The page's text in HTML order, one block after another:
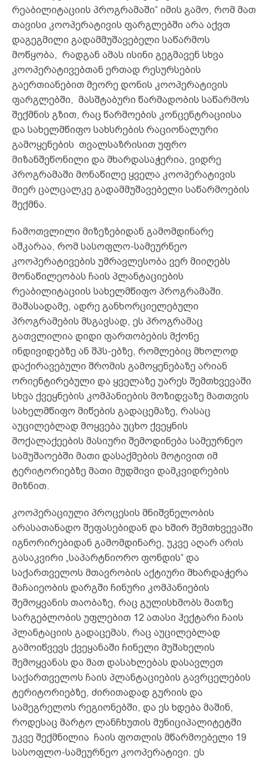
რეაბილიტაციის პროგრამაში“ იმის გამო, რომ მათ
თავისი კოოპერატივის ფარგლებში არა აქვთ
დაგეგმილი გადამმუშავებელი საწარმოს
მოწყობა, რადგან ამას ისინი გეგმავენ სხვა
კოოპერატივებთან ერთად რესურსების
გაერთიანებით მეორე დონის კოოპერატივის
ფარგლებში, მასშტაბური წარმადობის საწარმოს
შექმნის გზით, რაც წარმოების კონცენტრაციისა
და სახელმწიფო სახსრების რაციონალური
გამოყენების თვალსაზრისით უფრო
მიზანშეწონილი და მხარდასაჭერია, ვიდრე
პროგრამაში მონაწილე ყველა კოოპერატივის
მიერ ცალცალკე გადამმუშავებელი საწარმოების
შექმნა.
ჩამოთვლილი მიზეზებიდან გამომდინარე
აშკარაა, რომ სასოფლო-სამეურნეო
კოოპერატივების უმრავლესობა ვერ მიიღებს
მონაწილეობას ჩაის პლანტაციების
რეაბილიტაციის სახელმწიფო პროგრამაში.
მაშასადამე, ადრე განხორციელებული
პროგრამების მსგავსად, ეს პროგრამაც
გათვლილია დიდი ფართობების მქონე
ინდივიდებზე ან შპს-ებზე, რომლებიც მხოლოდ
დაქირავებული შრომის გამოყენებაზე არიან
ორიენტირებული და ყველაზე უარეს შემთხვევაში
სხვა ქვეყნების კომპანიების მოზიდვაზე მათთვის
სახელმწიფო მიწების გადაცემაზე, რასაც
აუცილებლად მოყვება უცხო ქვეყნის
მოქალაქეების მასიური შემოდინება სამეურნეო
სამუშაოებში მათი დასაქმების მოტივით იმ
ტერიტორიებზე მათი მუდმივი დამკვიდრების
მიზნით.
კოოპერაციული პროცესის მნიშვნელობის
არასათანადო შეფასებიდან და ხშირ შემთხვევაში
იგნორირებიდან გამომდინარე, უკვე აღარ არის
გასაკვირი „საპარტნიორო ფონდის“ და
საქართველოს მთავრობის აქტიური მხარდაჭერა
მაჩაიეობის დარგში ჩინური კომპანიების
შემოყვანის თაობაზე, რაც გულისხმობს მათზე
სარგებლობის უფლებით 12 ათასი ჰექტარი ჩაის
პლანტაციის გადაცემას, რაც აუცილებლად
გამოიწვევს ქვეყანაში ჩინელი მუშახელის
შემოყვანას და მათ დასახლებას დასავლეთ
საქართველოს ჩაის პლანტაციების გავრცელების
ტერიტორიებზე, ძირითადად გურიის და
სამეგრელოს რეგიონებში, და ეს ხდება მაშინ,
როდესაც მარტო ლანჩხუთის მუნიციპალიტეტში
უკვე შექმნილია ჩაის ფოთლის მწარმოებელი 19
სასოფლო-სამეურნეო კოოპერატივი. ეს